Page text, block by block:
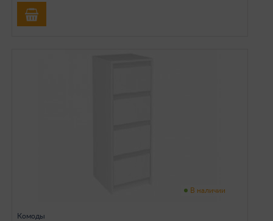
В наличии
Комоды